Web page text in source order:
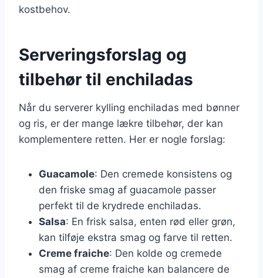
kostbehov.
Serveringsforslag og
tilbehør til enchiladas
Når du serverer kylling enchiladas med bønner
og ris, er der mange lækre tilbehør, der kan
komplementere retten. Her er nogle forslag:
Guacamole: Den cremede konsistens og
den friske smag af guacamole passer
perfekt til de krydrede enchiladas.
Salsa: En frisk salsa, enten rød eller grøn,
kan tilføje ekstra smag og farve til retten.
Creme fraiche: Den kolde og cremede
smag af creme fraiche kan balancere de